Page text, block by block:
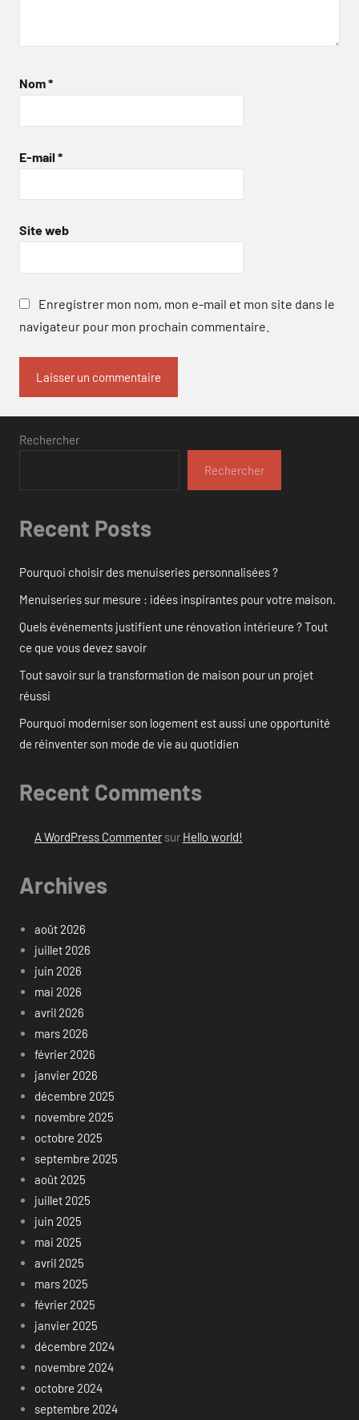
Nom*
E-mail *
Site web
Enregistrer mon nom, mon e-mail et mon site dans le
navigateur pour mon prochain commentaire.
Rechercher
Rechercher
Recent Posts
Pourquoi choisir des menuiseries personnalisées ?
Menuiseries sur mesure : idées inspirantes pour votre maison.
Quels événements justifient une rénovation intérieure ? Tout
ce que vous devez savoir
Tout savoir sur la transformation de maison pour un projet
réussi
Pourquoi moderniser son logement est aussi une opportunité
de réinventer son mode de vie au quotidien
Recent Comments
A WordPress Commentersur Hello world!
Archives
août 2026
juillet 2026
juin 2026
mai 2026
avril 2026
mars 2026
février 2026
janvier 2026
décembre 2025
novembre 2025
octobre 2025
septembre 2025
août 2025
juillet 2025
juin 2025
mai 2025
avril 2025
mars 2025
février 2025
janvier 2025
décembre 2024
novembre 2024
octobre 2024
septembre 2024